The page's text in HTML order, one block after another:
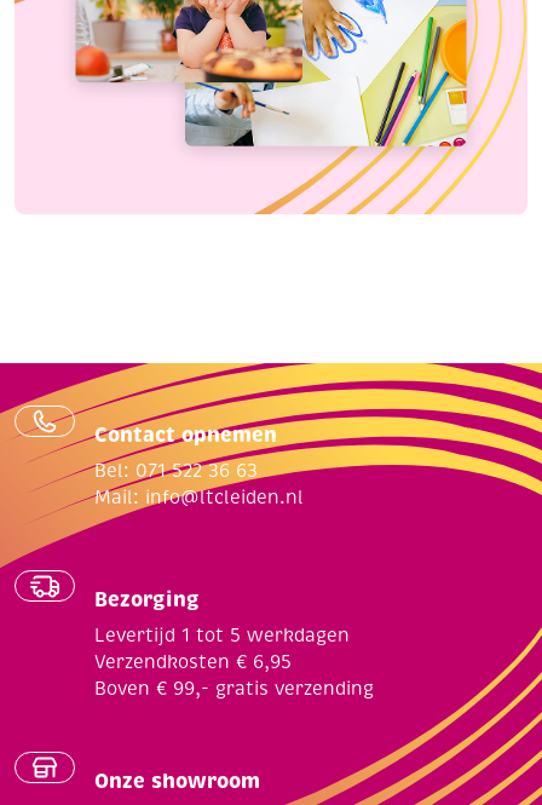
Contact opnemen
Bel: 071 522 36 63
Mail: info@ltcleiden.nl
Bezorging
Levertijd 1 tot 5 werkdagen
Verzendkosten € 6,95
Boven € 99,- gratis verzending
Onze showroom